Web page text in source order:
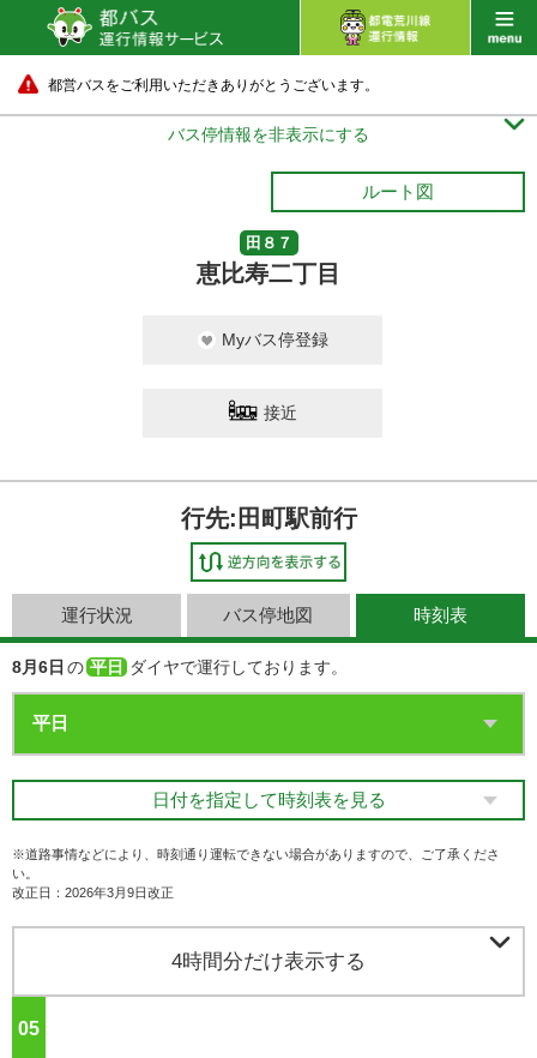
都営バスをご利用いただきありがとうございます。
バス停情報を非表示にする 
ルート図
田８７
恵比寿二丁目
Myバス停登録
接近
行先:田町駅前行
運行状況 バス停地図 時刻表
8月6日 の 平日 ダイヤで運行しております。
日付を指定して時刻表を見る
※道路事情などにより、時刻通り運転できない場合がありますので、ご了承くださ
い。
改正日：2026年3月9日改正
4時間分だけ表示する 
05